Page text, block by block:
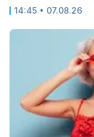
14:45 • 07.08.26